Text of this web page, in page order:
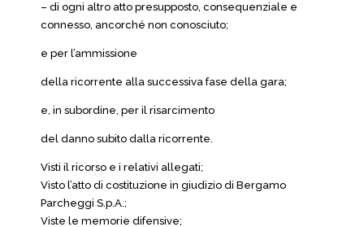
– di ogni altro atto presupposto, consequenziale e
connesso, ancorché non conosciuto;
e per l’ammissione
della ricorrente alla successiva fase della gara;
e, in subordine, per il risarcimento
del danno subito dalla ricorrente.
Visti il ricorso e i relativi allegati;
Visto l’atto di costituzione in giudizio di Bergamo
Parcheggi S.p.A.;
Viste le memorie difensive;